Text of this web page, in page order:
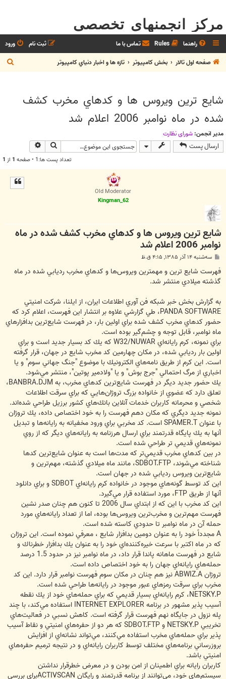
مرکز انجمنهای تخصصی
راهنما Rules تماس با ما ورود
ثبت نام
صفحه اول تالار
بخش كامپيوتر تازه ها و اخبار دنياي کامپيوتر
س
شايع ترين ويروس ها و كدهاي مخرب كشف
شده در ماه نوامبر 2006 اعلام شد
مدیر انجمن: شوراي نظارت
ارسال پست جستجو
تعداد پست ها:1 • صفحه 1 از 1
Old Moderator
Kingman_62
شايع ترين ويروس ها و كدهاي مخرب كشف شده در ماه
نوامبر 2006 اعلام شد
ت
سه‌شنبه ۱۴ آذر ۱۳۸۵, ۴:۱۵ ق.ظ
فهرست شايع ترين و مهمترين ويروس‌‏ها و كدهاي مخرب رديابي شده در ماه
گذشته ميلادي منتشر شد.
به گزارش بخش خبر شبكه فن آوري اطلاعات ايران، از ايلنا، شركت امنيتي
PANDA SOFTWARE، طي گزارشي علاوه بر انتشار اين فهرست، اعلام كرد كه
حضور كدهاي مخرب كشف شده براي اولين بار، در فهرست شايع‌‏ترين بدافزارهاي
ماه نوامبر، قابل توجه و چشم‌‏گير بوده است.
براي نمونه، كرم رايانه‌‏اي W32/NUWAR كه يك كد بسيار جديد است و براي
اولين بار رديابي شده، در مكان چهارمين كد مخرب شايع در جهان،‌ قرار گرفته
است. اين كرم از طريق نامه‌‏هاي الكترونيك با موضوع "جنگ جهاني سوم" و يا
اخباري از مرگ احتمالي "جرج بوش" و يا "ولادمير پوتين"، منتشر مي‌‏شود.
يك حضور جديد ديگر در فهرست شايع‌‏ترين كدهاي مخرب، به BANBRA.DJM،
تعلق دارد كه عضوي از خانواده بزرگ تروژان‌‏هايي كه براي سرقت اطلاعات
شخصي و محرمانه كاربران خدمات آنلاين بانك‌‏هاي كشور برزيل طراحي شده‌‏اند.
نمونه جديد ديگري كه مكان دهم فهرست را به خود اختصاص داده، يك تروژان
با عنوان SPAMER.T است. كد مخربي براي ورود مخفيانه به رايانه‌‏ها و تبديل
آنها به يك پايگاه قدرتمند براي ارسال هرزنامه به رايانه‌‏هاي ديگر كه از روي
نمونه‌‏هاي قديمي تر طراحي شده است.
در بين كدهاي مخرب قديمي‌‏تر كه مدت‌‏ها است به عنوان شايع‌‏ترين كدها
شناخته مي‌‏شوند، SDBOT.FTP، مانند ماه ميلادي گذشته، مهم‌‏ترين و
شايع‌‏ترين ويروس رديابي شده در جهان است.
اين كد توسط گونه‌‏هاي موجود در خانواده كرم رايانه‌‏اي SDBOT و براي دانلود
آنها از طريق FTP، مورد استفاده قرار مي‌‏گيرد.
اين كد مخرب با اين كه از ابتداي سال 2006 تا كنون هم چنان صدر نشين
فهرست مهم‌‏ترين و مخرب‌‏ترين ويروس‌‏ها بوده، اما از تعداد رايانه‌‏هاي مورد
حمله آن در ماه نوامبر تا حدودي كاسته شده است.
A مجدداً خود را به عنوان دومين بدافزار شايع ، معرفي نموده است. اين تروژان
كه در ماه اكتبر با سرعت خيره‌‏كننده‌‏اي خود را به عنوان يك بدافزار خطرناك و
شايع در فهرست ماهانه پاندا قرار داد، در ماه نوامبر نيز در حدود 1.5 درصد
حمله‌‏هاي رايانه‌‏اي جهان را به خود اختصاص داده است.
تروژان ABWIZ.A نيز هم چنان در مكان سوم فهرست نوامبر قرار دارد. اين كد
مخرب براي سرقت رمزهاي عبور موجود در رايانه‌‏ها طراحي شده است.
NETSKY.P، كرم رايانه‌‏اي بسيار قديمي كه براي حمله‌‏هاي خود از يك نقطه
آسيب پذير مشهور در برنامه INTERNET EXPLORER استفاده مي‌‏كند، با چند
پله نزول در جايگاه نهم فهرست قرار گرفته است. كاهش نسبي در فعاليت‌‏هاي
تخريبي NETSKY.P و SDBOT.FTP كه هر دو از حفره‌‏هاي امنيتي و نقاط آسيب
پذير براي حمله‌‏هاي مخرب استفاده مي‌‏كنند، مي‌‏تواند نشانه‌‏اي از افزايش
بروزرساني برنامه‌‏هاي مختلف توسط كاربران رايانه‌‏اي و در نتيجه ترميم حفره‌‏هاي
امنيتي باشد.
كاربران رايانه براي اطمينان از امن بودن و در معرض خطرقرار نداشتن
سيستم‌‏هاي خود، مي‌‏توانند از برنامه قدرتمند و رايگان ACTIVSCANبراي بررسي